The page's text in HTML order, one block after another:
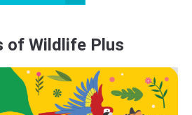
of Wildlife Plus